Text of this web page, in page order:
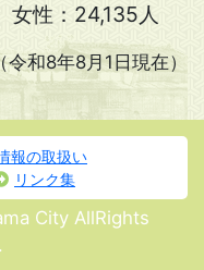
女性： 24,135人
令和8年8月1日現在）
報の取扱い
リンク集
City AllRights